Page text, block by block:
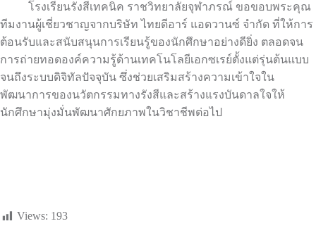
โรงเรียนรังสีเทคนิค ราชวิทยาลัยจุฬาภรณ์ ขอขอบพระคุณ
ทีมงานผู้เชี่ยวชาญจากบริษัท ไทยดีอาร์ แอดวานซ์ จำกัด ที่ให้การ
ต้อนรับและสนับสนุนการเรียนรู้ของนักศึกษาอย่างดียิ่ง ตลอดจน
การถ่ายทอดองค์ความรู้ด้านเทคโนโลยีเอกซเรย์ตั้งแต่รุ่นต้นแบบ
จนถึงระบบดิจิทัลปัจจุบัน ซึ่งช่วยเสริมสร้างความเข้าใจใน
พัฒนาการของนวัตกรรมทางรังสีและสร้างแรงบันดาลใจให้
นักศึกษามุ่งมั่นพัฒนาศักยภาพในวิชาชีพต่อไป
Views: 193